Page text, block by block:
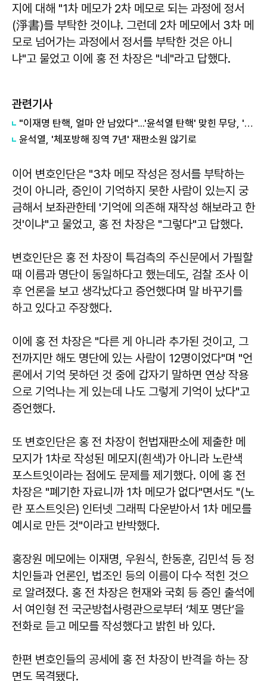
지에 대해 "1차 메모가 2차 메모로 되는 과정에 정서
(淨書)를 부탁한 것이냐. 그런데 2차 메모에서 3차 메
모로 넘어가는 과정에서 정서를 부탁한 것은 아니
냐"고 물었고 이에 홍 전 차장은 "네"라고 답했다.
관련기사
"이재명 탄핵, 얼마 안 남았다"...'윤석열 탄핵' 맞힌 무당, '성지글' 등장
윤석열, '체포방해 징역 7년' 재판소원 않기로
이어 변호인단은 "3차 메모 작성은 정서를 부탁하는
것이 아니라, 증인이 기억하지 못한 사람이 있는지 궁
금해서 보좌관한테 '기억에 의존해 재작성 해보라고 한
것'이냐"고 물었고, 홍 전 차장은 "그렇다"고 답했다.
변호인단은 홍 전 차장이 특검측의 주신문에서 가필할
때 이름과 명단이 동일하다고 했는데도, 검찰 조사 이
후 언론을 보고 생각났다고 증언했다며 말 바꾸기를
하고 있다고 주장했다.
이에 홍 전 차장은 "다른 게 아니라 추가된 것이고, 그
전까지만 해도 명단에 있는 사람이 12명이었다"며 "언
론에서 기억 못하던 것 중에 갑자기 말하면 연상 작용
으로 기억나는 게 있는데 나도 그렇게 기억이 났다"고
증언했다.
또 변호인단은 홍 전 차장이 헌법재판소에 제출한 메
모지가 1차로 작성된 메모지(흰색)가 아니라 노란색
포스트잇이라는 점에도 문제를 제기했다. 이에 홍 전
차장은 "폐기한 자료니까 1차 메모가 없다"면서도 "(노
란 포스트잇은) 인터넷 그래픽 다운받아서 1차 메모를
예시로 만든 것"이라고 반박했다.
홍장원 메모에는 이재명, 우원식, 한동훈, 김민석 등 정
치인들과 언론인, 법조인 등의 이름이 다수 적힌 것으
로 알려졌다. 홍 전 차장은 헌재와 국회 등 증인 출석에
서 여인형 전 국군방첩사령관으로부터 ‘체포 명단’을
전화로 듣고 메모를 작성했다고 밝힌 바 있다.
한편 변호인들의 공세에 홍 전 차장이 반격을 하는 장
면도 목격됐다.